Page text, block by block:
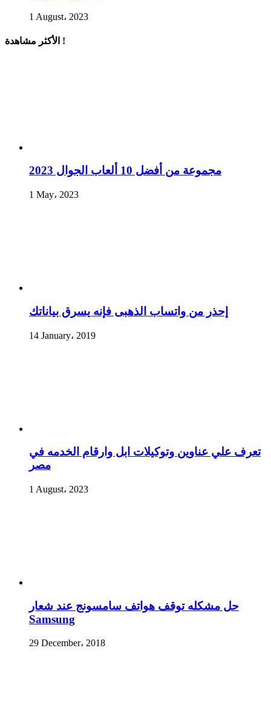
1 August، 2023
الأكثر مشاهدة !
مجموعة من أفضل 10 ألعاب الجوال 2023
1 May، 2023
إحذر من واتساب الذهبى فإنه يسرق بياناتك
14 January، 2019
تعرف علي عناوين وتوكيلات ابل وارقام الخدمه في
مصر
1 August، 2023
حل مشكله توقف هواتف سامسونج عند شعار
Samsung
29 December، 2018